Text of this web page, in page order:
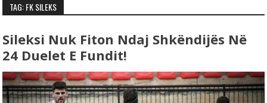
TAG: FK SILEKS
Sileksi Nuk Fiton Ndaj Shkëndijës Në
24 Duelet E Fundit!